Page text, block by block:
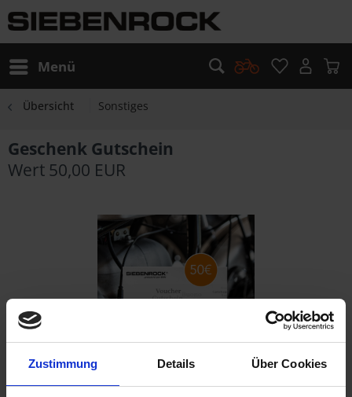
Zustimmung Details Über Cookies
Menü
Übersicht Sonstiges
Geschenk Gutschein
Wert 50,00 EUR